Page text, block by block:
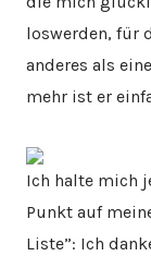
loswerden, für
anderes als
mehr ist er
Ich halte mich
Punkt auf
Liste”: Ich